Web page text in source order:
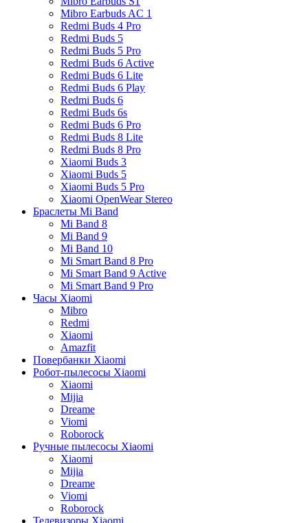
Mibro Earbuds AC 1
Redmi Buds 4 Pro
Redmi Buds 5
Redmi Buds 5 Pro
Redmi Buds 6 Active
Redmi Buds 6 Lite
Redmi Buds 6 Play
Redmi Buds 6
Redmi Buds 6s
Redmi Buds 6 Pro
Redmi Buds 8 Lite
Redmi Buds 8 Pro
Xiaomi Buds 3
Xiaomi Buds 5
Xiaomi Buds 5 Pro
Xiaomi OpenWear Stereo
Браслеты Mi Band
Mi Band 8
Mi Band 9
Mi Band 10
Mi Smart Band 8 Pro
Mi Smart Band 9 Active
Mi Smart Band 9 Pro
Часы Xiaomi
Mibro
Redmi
Xiaomi
Amazfit
Повербанки Xiaomi
Робот-пылесосы Xiaomi
Xiaomi
Mijia
Dreame
Viomi
Roborock
Ручные пылесосы Xiaomi
Xiaomi
Mijia
Dreame
Viomi
Roborock
Телевизоры Xiaomi